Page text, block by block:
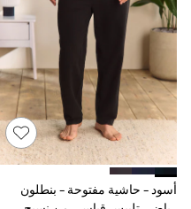
Sunglasses
Baby Holiday Shop
Summer Nightwear
Occasionwear
Dresses
Sets & Outfits
Rompers
Sandals
Swimwear
Sun Hats & Caps
Mens' Holiday Shop
Occasionwear
أسود - حاشية مفتوحة - بنطلون